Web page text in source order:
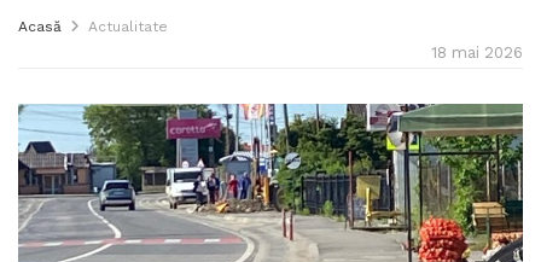
Acasă Actualitate
18 mai 2026